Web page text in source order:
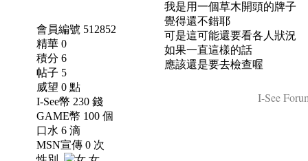
會員編號 512852
精華 0
積分 6
帖子 5
威望 0 點
I-See幣 230 錢
GAME幣 100 個
口水 6 滴
MSN宣傳 0 次
我是用一個草木開頭的牌子
覺得還不錯耶
可是這可能還要看各人狀況
如果一直這樣的話
應該還是要去檢查喔
I-See